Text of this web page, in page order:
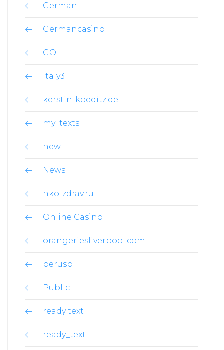
German
Germancasino
GO
Italy3
kerstin-koeditz.de
my_texts
new
News
nko-zdrav.ru
Online Casino
orangeriesliverpool.com
perusp
Public
ready text
ready_text